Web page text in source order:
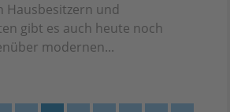
Hausbesitzern und
gibt es auch heute noch
modernen...